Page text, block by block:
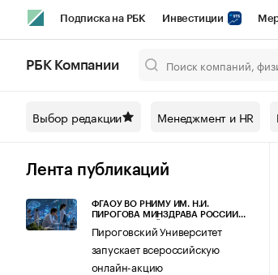
Подписка на РБК Инвестиции
Спецпроекты СПб Конференции СПб
Технологии и медиа
РБК Компании
Выбор редакции Менеджмент и HR
Лента публикаций
ФГАОУ ВО РНИМУ ИМ. Н.И.
ПИРОГОВА МИНЗДРАВА РОССИИ
Пироговский Университет
запускает всероссийскую
онлайн-акцию